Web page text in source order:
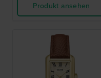
Produkt ansehen